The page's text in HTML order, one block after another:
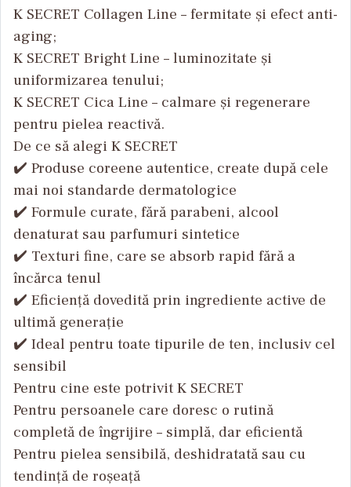
K SECRET Collagen Line – fermitate și efect anti-
aging;
K SECRET Bright Line – luminozitate și
uniformizarea tenului;
K SECRET Cica Line – calmare și regenerare
pentru pielea reactivă.
De ce să alegi K SECRET
✔️ Produse coreene autentice, create după cele
mai noi standarde dermatologice
✔️ Formule curate, fără parabeni, alcool
denaturat sau parfumuri sintetice
✔️ Texturi fine, care se absorb rapid fără a
încărca tenul
✔️ Eficiență dovedită prin ingrediente active de
ultimă generație
✔️ Ideal pentru toate tipurile de ten, inclusiv cel
sensibil
Pentru cine este potrivit K SECRET
Pentru persoanele care doresc o rutină
completă de îngrijire – simplă, dar eficientă
Pentru pielea sensibilă, deshidratată sau cu
tendință de roșeață